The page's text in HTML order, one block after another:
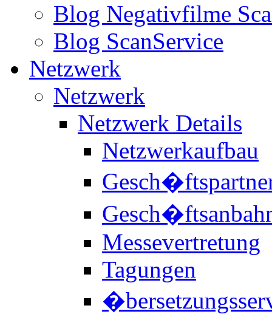
Blog Negativfilme
Blog ScanService
Netzwerk
Netzwerk
Netzwerk Details
Netzwerkaufbau
Messevertretung
Tagungen